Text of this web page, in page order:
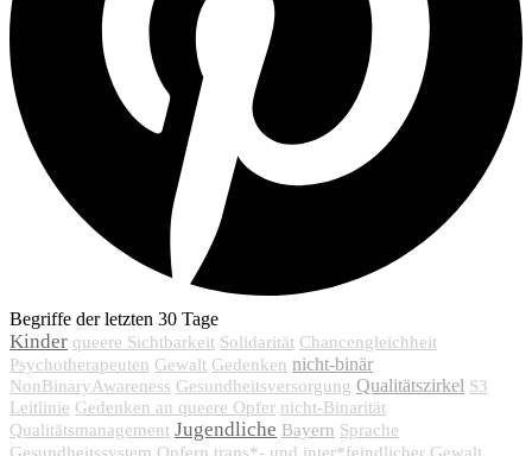
Begriffe der letzten 30 Tage
Kinder queere Sichtbarkeit Solidarität Chancengleichheit
Psychotherapeuten Gewalt Gedenken nicht-binär
NonBinaryAwareness Gesundheitsversorgung Qualitätszirkel S3
Leitlinie Gedenken an queere Opfer nicht-Binarität
Qualitätsmanagement Jugendliche Bayern Sprache